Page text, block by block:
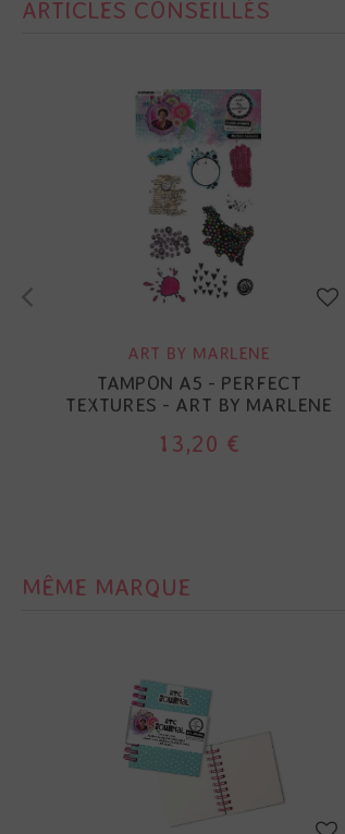
ARTICLES CONSEILLÉS
ART BY MARLENE
TAMPON A5 - PERFECT
TEXTURES - ART BY MARLENE
13,20 €
MÊME MARQUE